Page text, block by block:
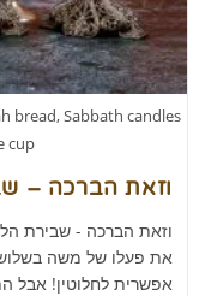
bread, Sabbath candles
cup.
וזאת הברכה –
וזאת הברכה - שבירת
את פעלו של משה
אפשרית לחלוטין! אבל